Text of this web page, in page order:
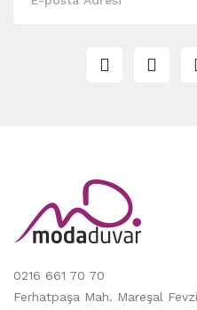
0216 661 70 70
Ferhatpaşa Mah. Mareşal